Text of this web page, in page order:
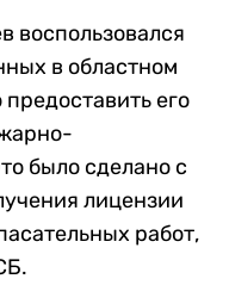
воспользовался
в областном
его
было сделано с
лицензии
работ,